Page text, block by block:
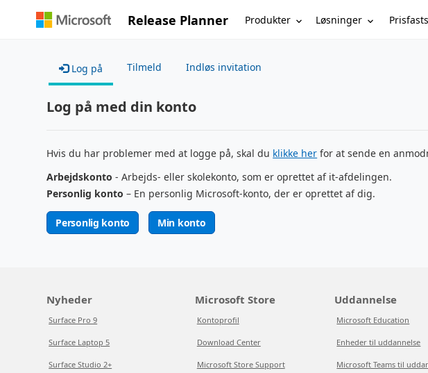
Release Planner Produkter Løsninger
Log på Tilmeld Indløs invitation
Log på med din konto
Hvis du har problemer med at logge på, skal du klikke her for at sende en
Arbejdskonto - Arbejds- eller skolekonto, som er oprettet af it-afdelingen.
Personlig konto – En personlig Microsoft-konto, der er oprettet af dig.
Personlig konto Min konto
Nyheder
Surface Pro 9
Surface Laptop 5
Surface Studio 2+
Microsoft Store
Kontoprofil
Download Center
Microsoft Store Support
Uddannelse
Microsoft Education
Enheder til uddannelse
Microsoft Teams til